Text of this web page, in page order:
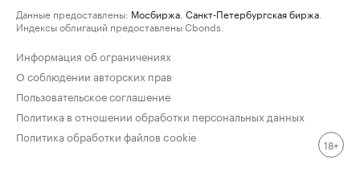
Данные предоставлены: Мосбиржа Санкт-Петербургская биржа
Индексы облигаций предоставлены Cbonds.
Информация об ограничениях
О соблюдении авторских прав
Пользовательское соглашение
Политика в отношении обработки персональных данных
Политика обработки файлов cookie
18+